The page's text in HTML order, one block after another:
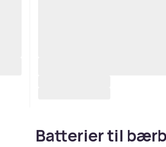
Batterier til